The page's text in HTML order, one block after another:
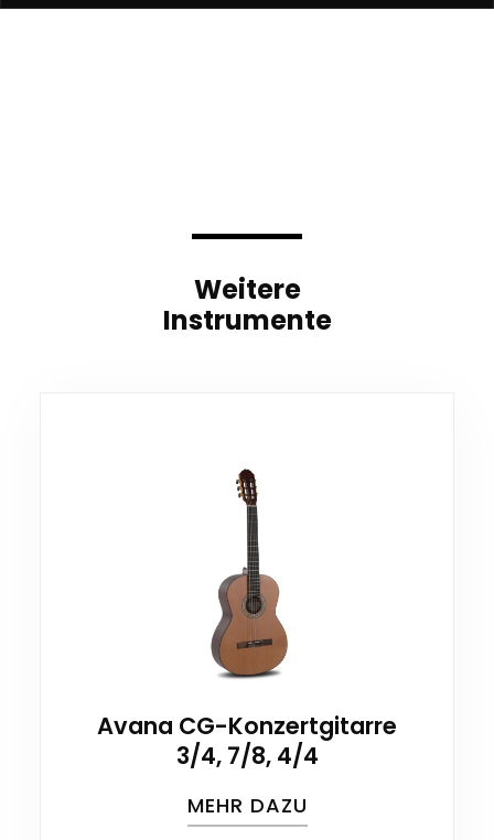
Weitere
Instrumente
Avana CG-Konzertgitarre
3/4, 7/8, 4/4
MEHR DAZU